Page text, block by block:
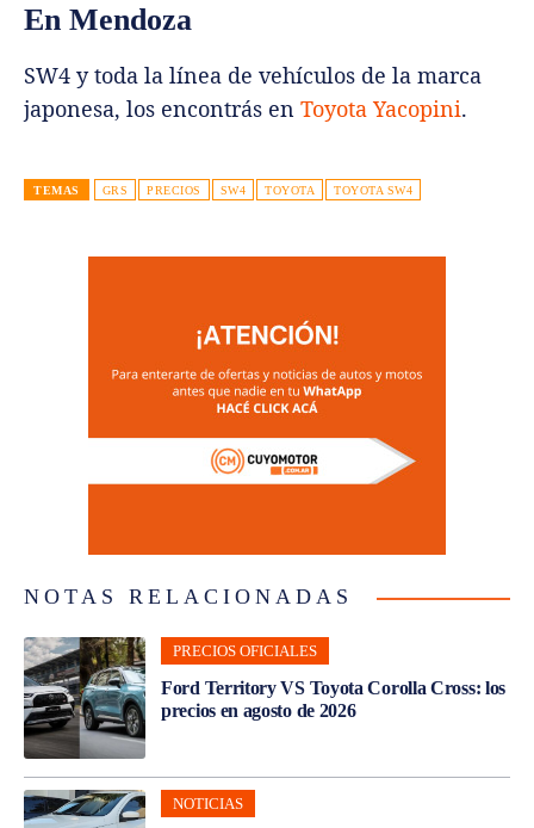
En Mendoza
SW4 y toda la línea de vehículos de la marca
japonesa, los encontrás en Toyota Yacopini.
TEMAS GRS PRECIOS SW4 TOYOTA TOYOTA SW4
NOTAS RELACIONADAS
PRECIOS OFICIALES
Ford Territory VS Toyota Corolla Cross: los
precios en agosto de 2026
NOTICIAS